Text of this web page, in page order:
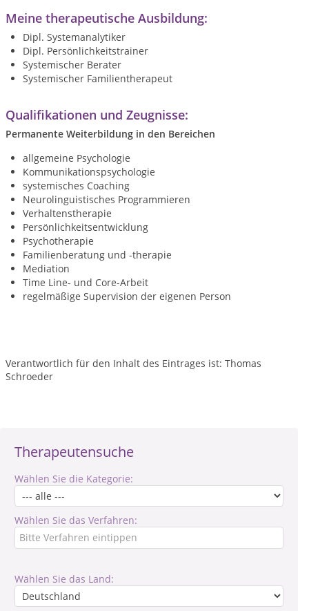
Therapeutensuche
Wählen Sie die Kategorie:
Wählen Sie das Verfahren:
Wählen Sie das Land:
Meine therapeutische Ausbildung:
Dipl. Systemanalytiker
Dipl. Persönlichkeitstrainer
Systemischer Berater
Systemischer Familientherapeut
Qualifikationen und Zeugnisse:
Permanente Weiterbildung in den Bereichen
allgemeine Psychologie
Kommunikationspsychologie
systemisches Coaching
Neurolinguistisches Programmieren
Verhaltenstherapie
Persönlichkeitsentwicklung
Psychotherapie
Familienberatung und -therapie
Mediation
Time Line- und Core-Arbeit
regelmäßige Supervision der eigenen Person
Verantwortlich für den Inhalt des Eintrages ist: Thomas
Schroeder